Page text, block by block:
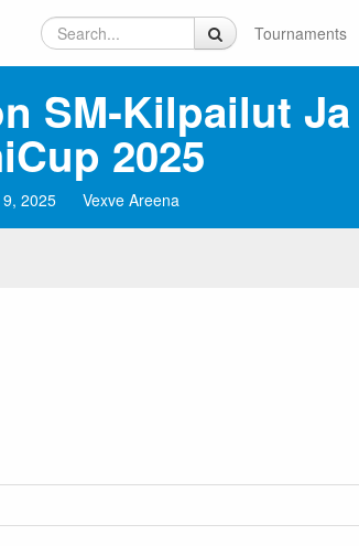
Tournaments
SM‑kilpailut Ja
2025
2025 Vexve Areena